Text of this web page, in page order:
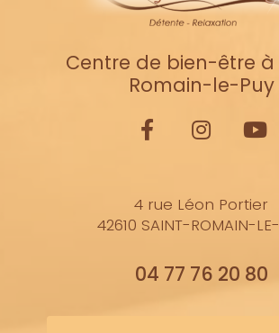
Centre de bien-être à
Romain-le-Puy
4 rue Léon Portier
42610 SAINT-ROMAIN-
04 77 76 20 80